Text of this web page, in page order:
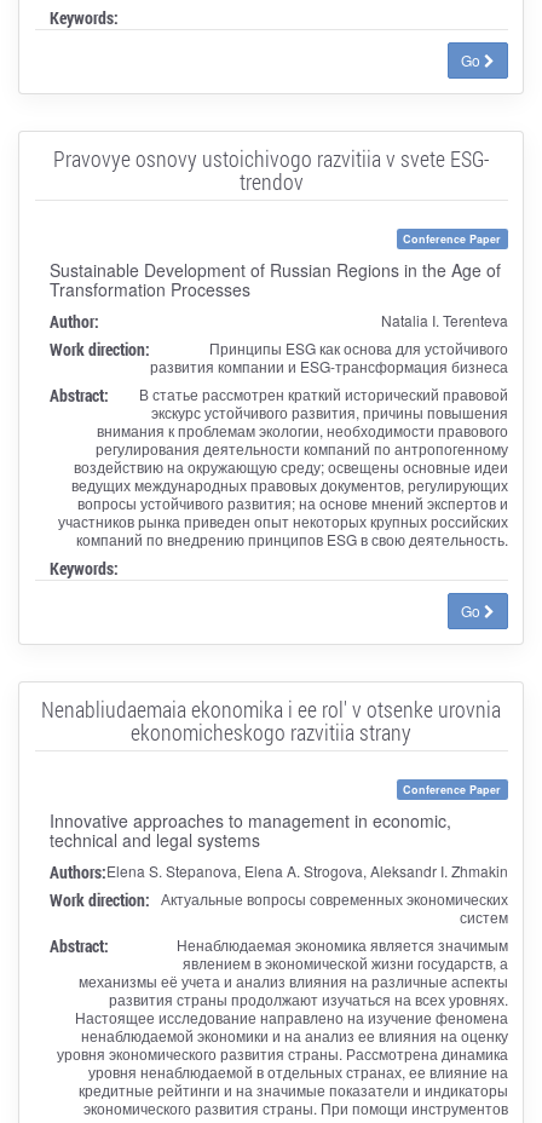
Keywords:
Go
Pravovye osnovy ustoichivogo razvitiia v svete ESG-
trendov
Conference Paper
Sustainable Development of Russian Regions in the Age of
Transformation Processes
Author: Natalia I. Terenteva
Work direction:
Принципы ESG как основа для устойчивого
развития компании и ESG-трансформация бизнеса
Abstract:
В статье рассмотрен краткий исторический правовой
экскурс устойчивого развития, причины повышения
внимания к проблемам экологии, необходимости правового
регулирования деятельности компаний по антропогенному
воздействию на окружающую среду; освещены основные идеи
ведущих международных правовых документов, регулирующих
вопросы устойчивого развития; на основе мнений экспертов и
участников рынка приведен опыт некоторых крупных российских
компаний по внедрению принципов ESG в свою деятельность.
Keywords:
Go
Nenabliudaemaia ekonomika i ee rol' v otsenke urovnia
ekonomicheskogo razvitiia strany
Conference Paper
Innovative approaches to management in economic,
technical and legal systems
Authors:Elena S. Stepanova, Elena A. Strogova, Aleksandr I. Zhmakin
Work direction: Актуальные вопросы современных экономических
систем
Abstract:
Ненаблюдаемая экономика является значимым
явлением в экономической жизни государств, а
механизмы её учета и анализ влияния на различные аспекты
развития страны продолжают изучаться на всех уровнях.
Настоящее исследование направлено на изучение феномена
ненаблюдаемой экономики и на анализ ее влияния на оценку
уровня экономического развития страны. Рассмотрена динамика
уровня ненаблюдаемой в отдельных странах, ее влияние на
кредитные рейтинги и на значимые показатели и индикаторы
экономического развития страны. При помощи инструментов